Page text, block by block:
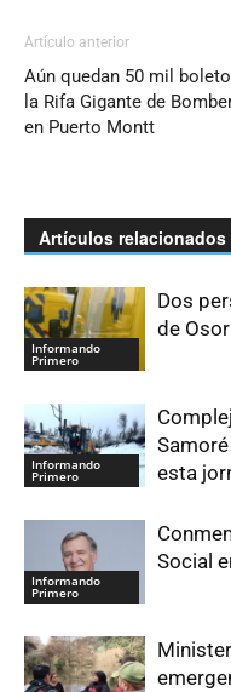
Artículo anterior
Aún quedan 50 mil
la Rifa Gigante de
en Puerto Montt
Artículos relacionados
Informando
Primero
Dos
de
Informando
Primero
esta
Informando
Primero
Social